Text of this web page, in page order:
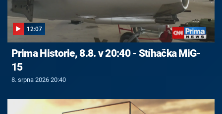
12:07
Prima Historie, 8.8. v 20:40 - Stíhačka MiG-
15
8. srpna 2026 20:40